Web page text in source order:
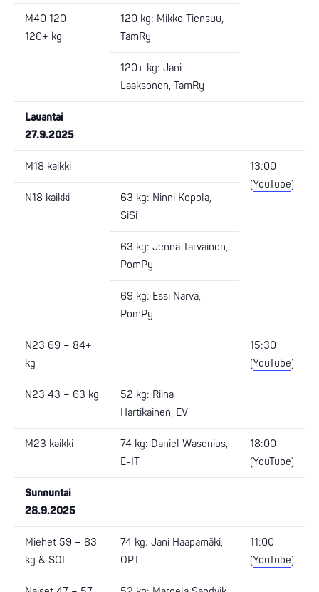
M40 120 –
120+ kg
120 kg: Mikko Tiensuu,
TamRy
120+ kg: Jani
Laaksonen, TamRy
Lauantai
27.9.2025
M18 kaikki
13:00
(YouTube)
N18 kaikki
63 kg: Ninni Kopola,
SiSi
63 kg: Jenna Tarvainen,
PomPy
69 kg: Essi Närvä,
PomPy
N23 69 – 84+
kg
15:30
(YouTube)
N23 43 – 63 kg
52 kg: Riina
Hartikainen, EV
M23 kaikki
74 kg: Daniel Wasenius,
E-IT
18:00
(YouTube)
Sunnuntai
28.9.2025
Miehet 59 – 83
kg & SOI
74 kg: Jani Haapamäki,
OPT
11:00
(YouTube)